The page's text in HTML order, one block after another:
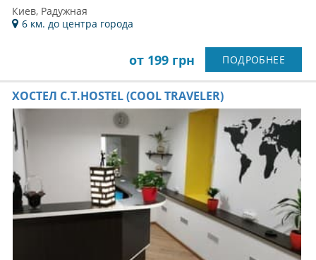
Киев, Радужная
6 км. до центра города
от 199 грн ПОДРОБНЕЕ
ХОСТЕЛ C.T.HOSTEL (COOL TRAVELER)